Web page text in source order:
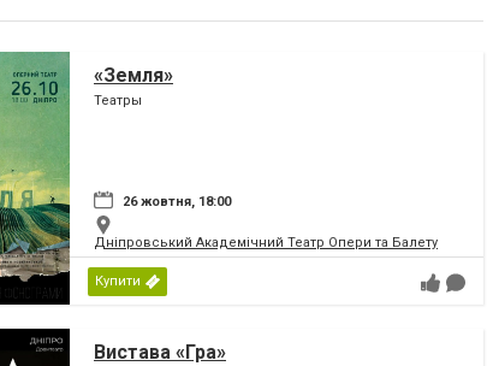
«Земля»
Театры
26 жовтня, 18:00
Дніпровський Академічний Театр Опери та Балету
Купити
Вистава «Гра»